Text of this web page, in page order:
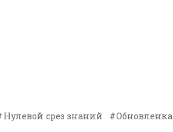
Нулевой срез знаний
Обновленка